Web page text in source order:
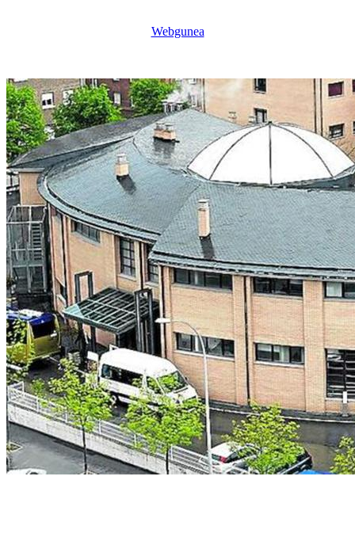
Webgunea